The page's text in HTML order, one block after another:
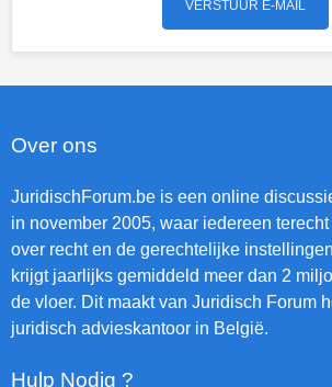
Over ons
JuridischForum.be is een online
in november 2005, waar iedereen
over recht en de gerechtelijke
krijgt jaarlijks gemiddeld meer dan 2
de vloer. Dit maakt van Juridisch Forum
juridisch advieskantoor in België.
Hulp Nodig ?